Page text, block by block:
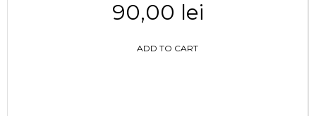
90,00 lei
ADD TO CART